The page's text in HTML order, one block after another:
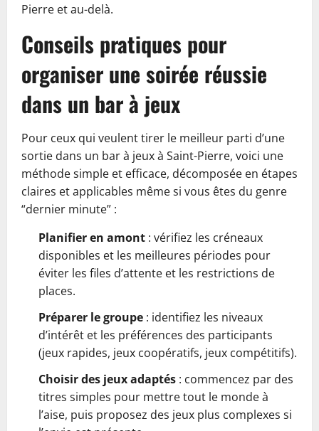
Pierre et au-delà.
Conseils pratiques pour
organiser une soirée réussie
dans un bar à jeux
Pour ceux qui veulent tirer le meilleur parti d’une
sortie dans un bar à jeux à Saint-Pierre, voici une
méthode simple et efficace, décomposée en étapes
claires et applicables même si vous êtes du genre
“dernier minute” :
Planifier en amont : vérifiez les créneaux
disponibles et les meilleures périodes pour
éviter les files d’attente et les restrictions de
places.
Préparer le groupe : identifiez les niveaux
d’intérêt et les préférences des participants
(jeux rapides, jeux coopératifs, jeux compétitifs).
Choisir des jeux adaptés : commencez par des
titres simples pour mettre tout le monde à
l’aise, puis proposez des jeux plus complexes si